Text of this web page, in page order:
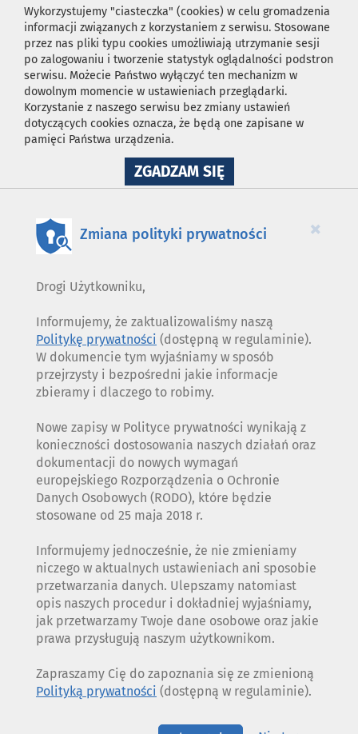
Wykorzystujemy "ciasteczka" (cookies) w celu gromadzenia
informacji związanych z korzystaniem z serwisu. Stosowane
przez nas pliki typu cookies umożliwiają utrzymanie sesji
po zalogowaniu i tworzenie statystyk oglądalności podstron
serwisu. Możecie Państwo wyłączyć ten mechanizm w
dowolnym momencie w ustawieniach przeglądarki.
Korzystanie z naszego serwisu bez zmiany ustawień
dotyczących cookies oznacza, że będą one zapisane w
pamięci Państwa urządzenia.
ZGADZAM SIĘNA
WYKORZYSTANIE
×
Zmiana polityki prywatności
Drogi Użytkowniku,
Informujemy, że zaktualizowaliśmy naszą
Politykę prywatności (dostępną w regulaminie).
W dokumencie tym wyjaśniamy w sposób
przejrzysty i bezpośredni jakie informacje
zbieramy i dlaczego to robimy.
Nowe zapisy w Polityce prywatności wynikają z
konieczności dostosowania naszych działań oraz
dokumentacji do nowych wymagań
europejskiego Rozporządzenia o Ochronie
Danych Osobowych (RODO), które będzie
stosowane od 25 maja 2018 r.
Informujemy jednocześnie, że nie zmieniamy
niczego w aktualnych ustawieniach ani sposobie
przetwarzania danych. Ulepszamy natomiast
opis naszych procedur i dokładniej wyjaśniamy,
jak przetwarzamy Twoje dane osobowe oraz jakie
prawa przysługują naszym użytkownikom.
Zapraszamy Cię do zapoznania się ze zmienioną
Polityką prywatności (dostępną w regulaminie).